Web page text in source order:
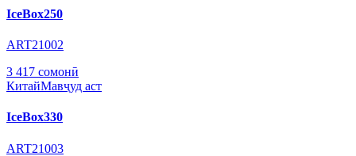
IceBox250
ART21002
3 417 сомонӣ
КитайМавҷуд аст
IceBox330
ART21003